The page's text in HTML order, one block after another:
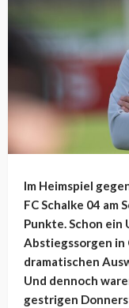
Im Heimspiel
FC Schalke 04 am
Punkte. Schon
Abstiegssorgen in
dramatischen
Und dennoch
gestrigen